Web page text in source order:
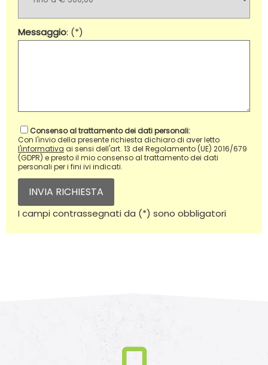
Messaggio: (*)
Consenso al trattamento dei dati personali:
Con l'invio della presente richiesta dichiaro di aver letto
l'informativa ai sensi dell'art. 13 del Regolamento (UE) 2016/679
(GDPR) e presto il mio consenso al trattamento dei dati
personali per i fini ivi indicati.
INVIA RICHIESTA
I campi contrassegnati da (*) sono obbligatori